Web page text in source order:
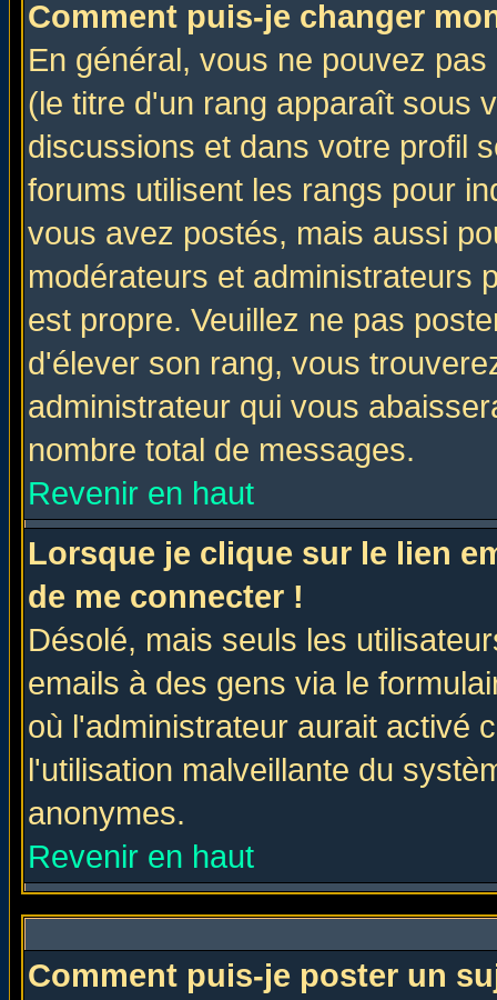
Comment puis-je changer
En général, vous ne pouvez
(le titre d'un rang apparaît sous
discussions et dans votre profil
forums utilisent les rangs pour
vous avez postés, mais aussi
modérateurs et administrateurs
est propre. Veuillez ne pas
d'élever son rang, vous
administrateur qui vous
nombre total de messages.
Revenir en haut
Lorsque je clique sur le lien
de me connecter !
Désolé, mais seuls les
emails à des gens via le
où l'administrateur aurait activé
l'utilisation malveillante du
anonymes.
Revenir en haut
Comment puis-je poster un